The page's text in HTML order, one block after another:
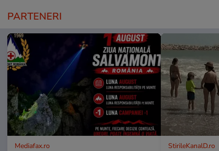
PARTENERI
Mediafax.ro StirileKanalD.ro